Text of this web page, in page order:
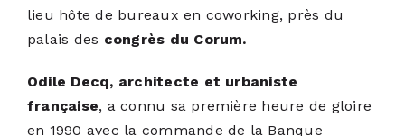
lieu hôte de bureaux en coworking, près du
palais des congrès du Corum.
Odile Decq, architecte et urbaniste
française, a connu sa première heure de gloire
en 1990 avec la commande de la Banque